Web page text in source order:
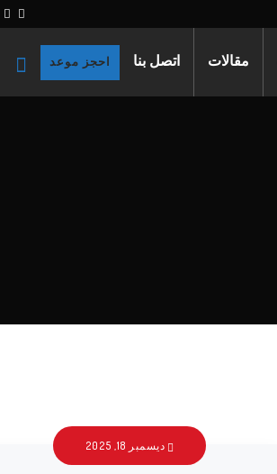
مقالات اتصل بنا احجز موعد
ديسمبر 18, 2025